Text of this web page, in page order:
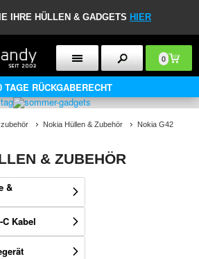
IHRE HÜLLEN & GADGETS HIER
0
TAGE RÜCKGABERECHT
Nokia Hüllen & Zubehör
Nokia G42
& ZUBEHÖR
&
Kabel